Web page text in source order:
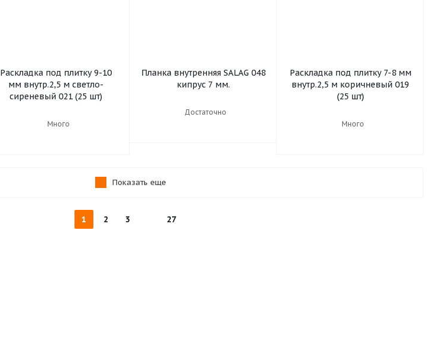
Раскладка под плитку 9-10
мм внутр.2,5 м светло-
сиреневый 021 (25 шт)
Много
Планка внутренняя SALAG 048
кипрус 7 мм.
Достаточно
Раскладка под плитку 7-8 мм
внутр.2,5 м коричневый 019
(25 шт)
Много
Показать еще
1 2 3 27